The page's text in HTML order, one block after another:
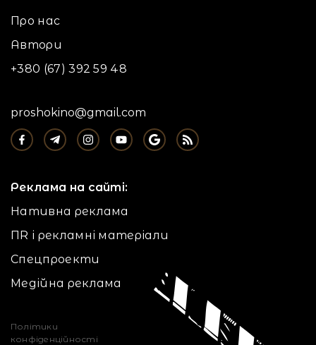
Про нас
Автори
+380 (67) 392 59 48
proshokino@gmail.com
Реклама на сайті:
Нативна реклама
ПR і рекламні матеріали
Спецпроекти
Медійна реклама
Політики
конфіденційності